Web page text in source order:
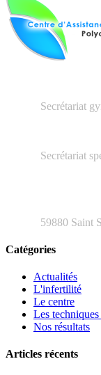
Secrétariat
Secrétariat
59880 Saint
Catégories
Actualités
L'infertilité
Le centre
Les
Nos résultats
Articles récents